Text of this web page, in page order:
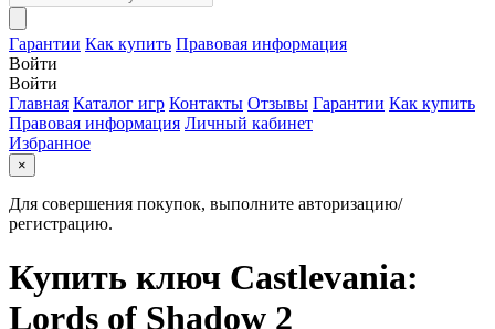
Гарантии Как купить Правовая информация
Войти
Войти
Главная Каталог игр Контакты Отзывы Гарантии Как купить
Правовая информация Личный кабинет
Избранное
×
Для совершения покупок, выполните авторизацию/
регистрацию.
Купить ключ Castlevania:
Lords of Shadow 2